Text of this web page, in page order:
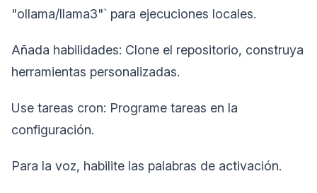
"ollama/llama3"` para ejecuciones locales.
Añada habilidades: Clone el repositorio, construya
herramientas personalizadas.
Use tareas cron: Programe tareas en la
configuración.
Para la voz, habilite las palabras de activación.